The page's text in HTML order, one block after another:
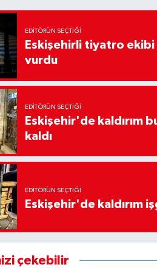
EDITÖRÜN SEÇTIĞI
Eskişehirli tiyatro ekibi
vurdu
EDITÖRÜN SEÇTIĞI
Eskişehir'de kaldırım
kaldı
EDITÖRÜN SEÇTIĞI
Eskişehir'de kaldırım
çekebilir